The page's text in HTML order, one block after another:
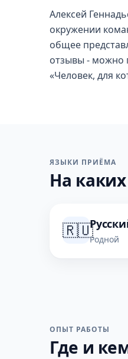
Алексей
окружении
общее
отзывы - можно
«Человек, для
ЯЗЫКИ ПРИЁМА
На
🇷🇺Родной
ОПЫТ РАБОТЫ
Где и